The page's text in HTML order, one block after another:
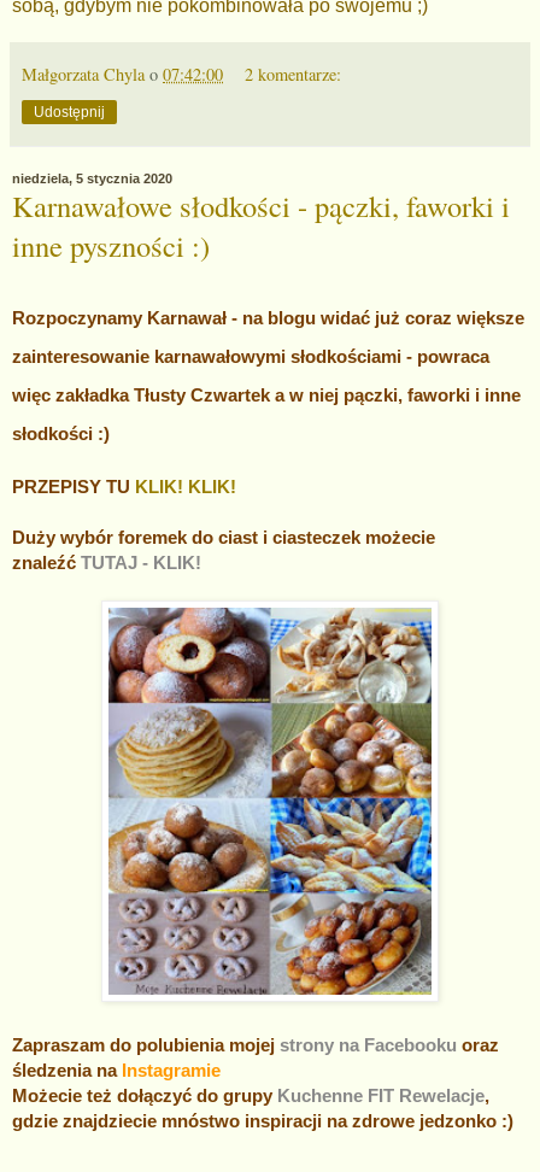
sobą, gdybym nie pokombinowała po swojemu ;)
Małgorzata Chyla o 07:42:00 2 komentarze:
Udostępnij
niedziela, 5 stycznia 2020
Karnawałowe słodkości - pączki, faworki i
inne pyszności :)
Rozpoczynamy Karnawał - na blogu widać już coraz większe
zainteresowanie karnawałowymi słodkościami - powraca
więc zakładka Tłusty Czwartek a w niej pączki, faworki i inne
słodkości :)
PRZEPISY TU KLIK! KLIK!
Duży wybór foremek do ciast i ciasteczek możecie
znaleźć TUTAJ - KLIK!
Zapraszam do polubienia mojej strony na Facebooku oraz
śledzenia na Instagramie
Możecie też dołączyć do grupy Kuchenne FIT Rewelacje,
gdzie znajdziecie mnóstwo inspiracji na zdrowe jedzonko :)